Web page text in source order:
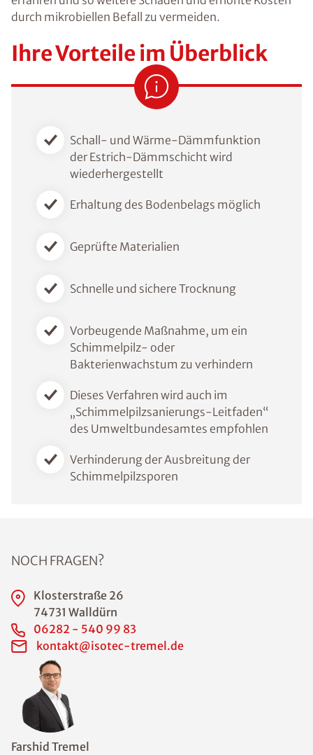
durch mikrobiellen Befall zu vermeiden.
Ihre Vorteile im Überblick
Schall- und Wärme-Dämmfunktion
der Estrich-Dämmschicht wird
wiederhergestellt
Erhaltung des Bodenbelags möglich
Geprüfte Materialien
Schnelle und sichere Trocknung
Vorbeugende Maßnahme, um ein
Schimmelpilz- oder
Bakterienwachstum zu verhindern
Dieses Verfahren wird auch im
„Schimmelpilzsanierungs-Leitfaden“
des Umweltbundesamtes empfohlen
Verhinderung der Ausbreitung der
Schimmelpilzsporen
Farshid Tremel
NOCH FRAGEN?
Klosterstraße 26
74731 Walldürn
06282 - 540 99 83
kontakt@isotec-tremel.de